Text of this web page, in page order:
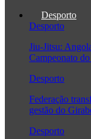
Desporto
Desporto
Jiu-Jitsu:
Campeonato
Desporto
Federação
gestão do
Desporto